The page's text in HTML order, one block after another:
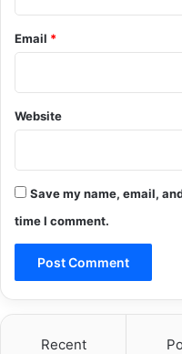
Email *
Website
Save my name, email,
time I comment.
Recent